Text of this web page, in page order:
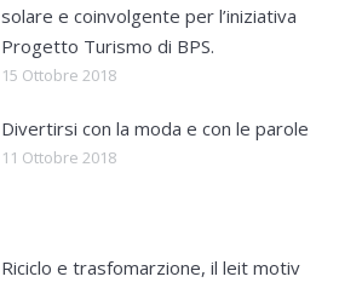
solare e coinvolgente per l’iniziativa
Progetto Turismo di BPS.
15 Ottobre 2018
Divertirsi con la moda e con le parole
11 Ottobre 2018
Riciclo e trasfomarzione, il leit motiv